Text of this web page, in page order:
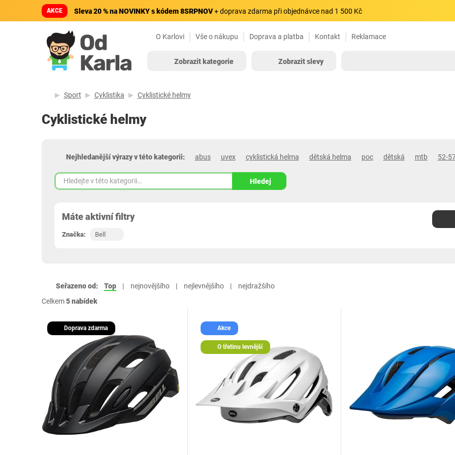
AKCE Sleva 20 % na NOVINKY s kódem 8SRPNOV+ doprava zdarma při objednávce nad 1 500 Kč
O Karlovi Vše o nákupu Doprava a platba Kontakt Reklamace
Zobrazit kategorie Zobrazit slevy
Sport Cyklistika Cyklistické helmy
Cyklistické helmy
Nejhledanější výrazy v této kategorii: abus uvex cyklistická helma dětská helma poc dětská mtb 52-
Hledej
Máte aktivní filtry
Značka: Bell
Seřazeno od: Top nejnovějšího nejlevnějšího
nejdražšího
Celkem5 nabídek
Doprava zdarma Akce
O třetinu levnější